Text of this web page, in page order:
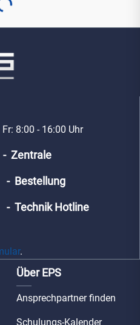
8:00 - 16:00 Uhr
Zentrale
Bestellung
Technik Hotline
.
Über EPS
Ansprechpartner finden
Schulungs-Kalender